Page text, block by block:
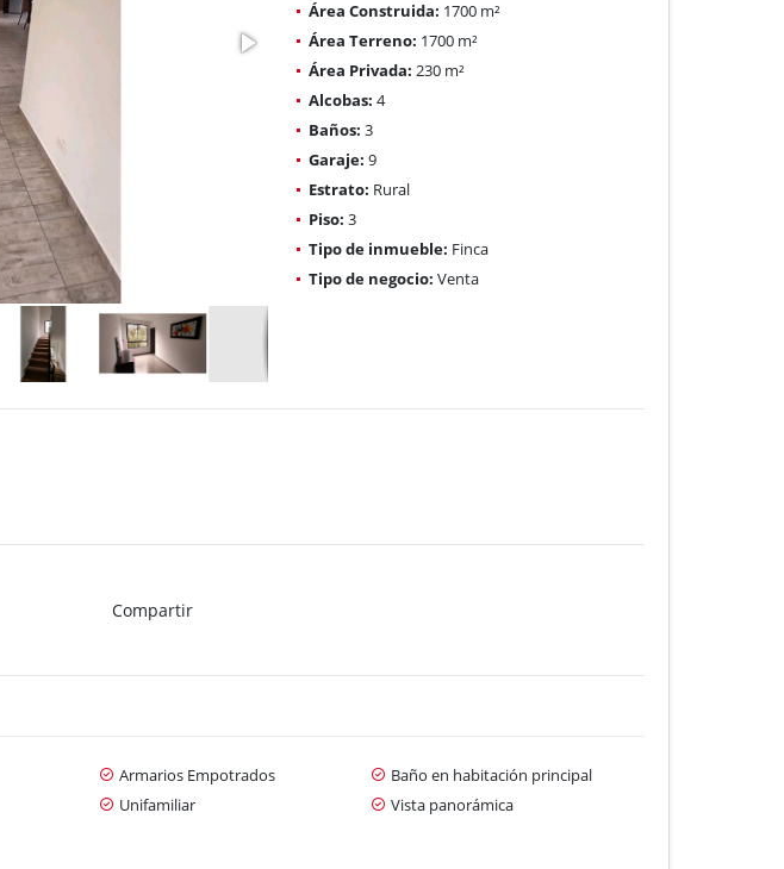
Área Construida: 1700 m²
Área Terreno: 1700 m²
Área Privada: 230 m²
Alcobas: 4
Baños: 3
Garaje: 9
Estrato: Rural
Piso: 3
Tipo de inmueble: Finca
Tipo de negocio: Venta
Compartir
Armarios Empotrados
Baño en habitación principal
Unifamiliar
Vista panorámica